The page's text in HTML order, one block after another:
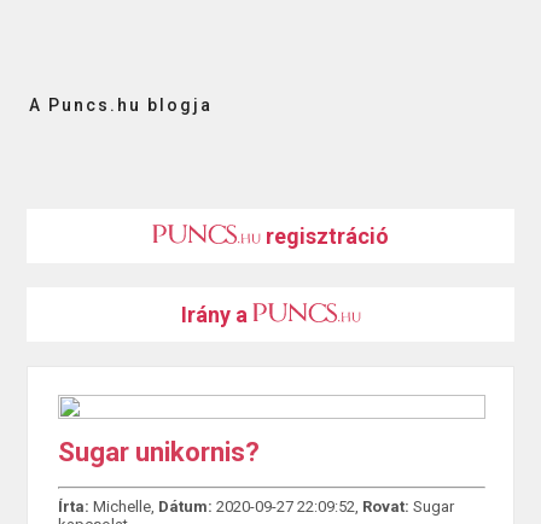
A Puncs.hu blogja
regisztráció
Irány a
Sugar unikornis?
Írta: Michelle, Dátum: 2020-09-27 22:09:52, Rovat: Sugar